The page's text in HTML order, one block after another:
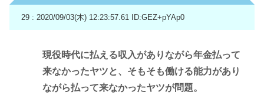
29 : 2020/09/03(木) 12:23:57.61 ID:GEZ+pYAp0
現役時代に払える収入がありながら年金払って
来なかったヤツと、そもそも働ける能力があり
ながら払って来なかったヤツが問題。